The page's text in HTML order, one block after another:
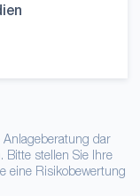
Anlageberatung dar
Bitte stellen Sie Ihre
eine Risikobewertung